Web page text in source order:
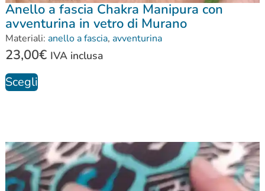
Anello a fascia Chakra Manipura con
avventurina in vetro di Murano
Materiali: anello a fascia, avventurina
23,00€ IVA inclusa
Scegli